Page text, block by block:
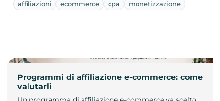
affiliazioni ecommerce cpa monetizzazione
Programmi di affiliazione e-commerce: come
valutarli